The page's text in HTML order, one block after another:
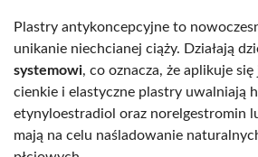
Plastry antykoncepcyjne to
unikanie niechcianej ciąży. Działają
systemowi, co oznacza, że aplikuje się
cienkie i elastyczne plastry uwalniają
etynyloestradiol oraz norelgestromin
mają na celu naśladowanie